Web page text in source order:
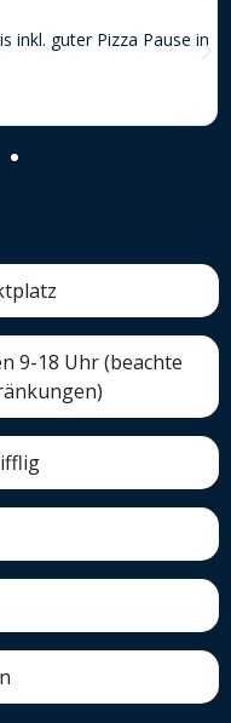
inkl. guter Pizza Pause in
9-18 Uhr (beachte